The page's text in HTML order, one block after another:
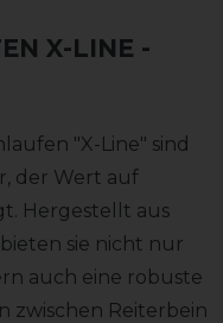
X-LINE -
"X-Line" sind
der Wert auf
Hergestellt aus
sie nicht nur
auch eine robuste
zwischen Reiterbein